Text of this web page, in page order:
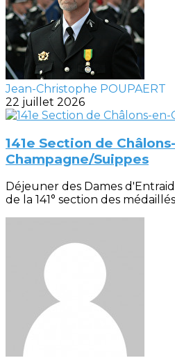
Jean-Christophe POUPAERT
22 juillet 2026
141e Section de
Champagne/Suippes
Déjeuner des Dames
de la 141° section des